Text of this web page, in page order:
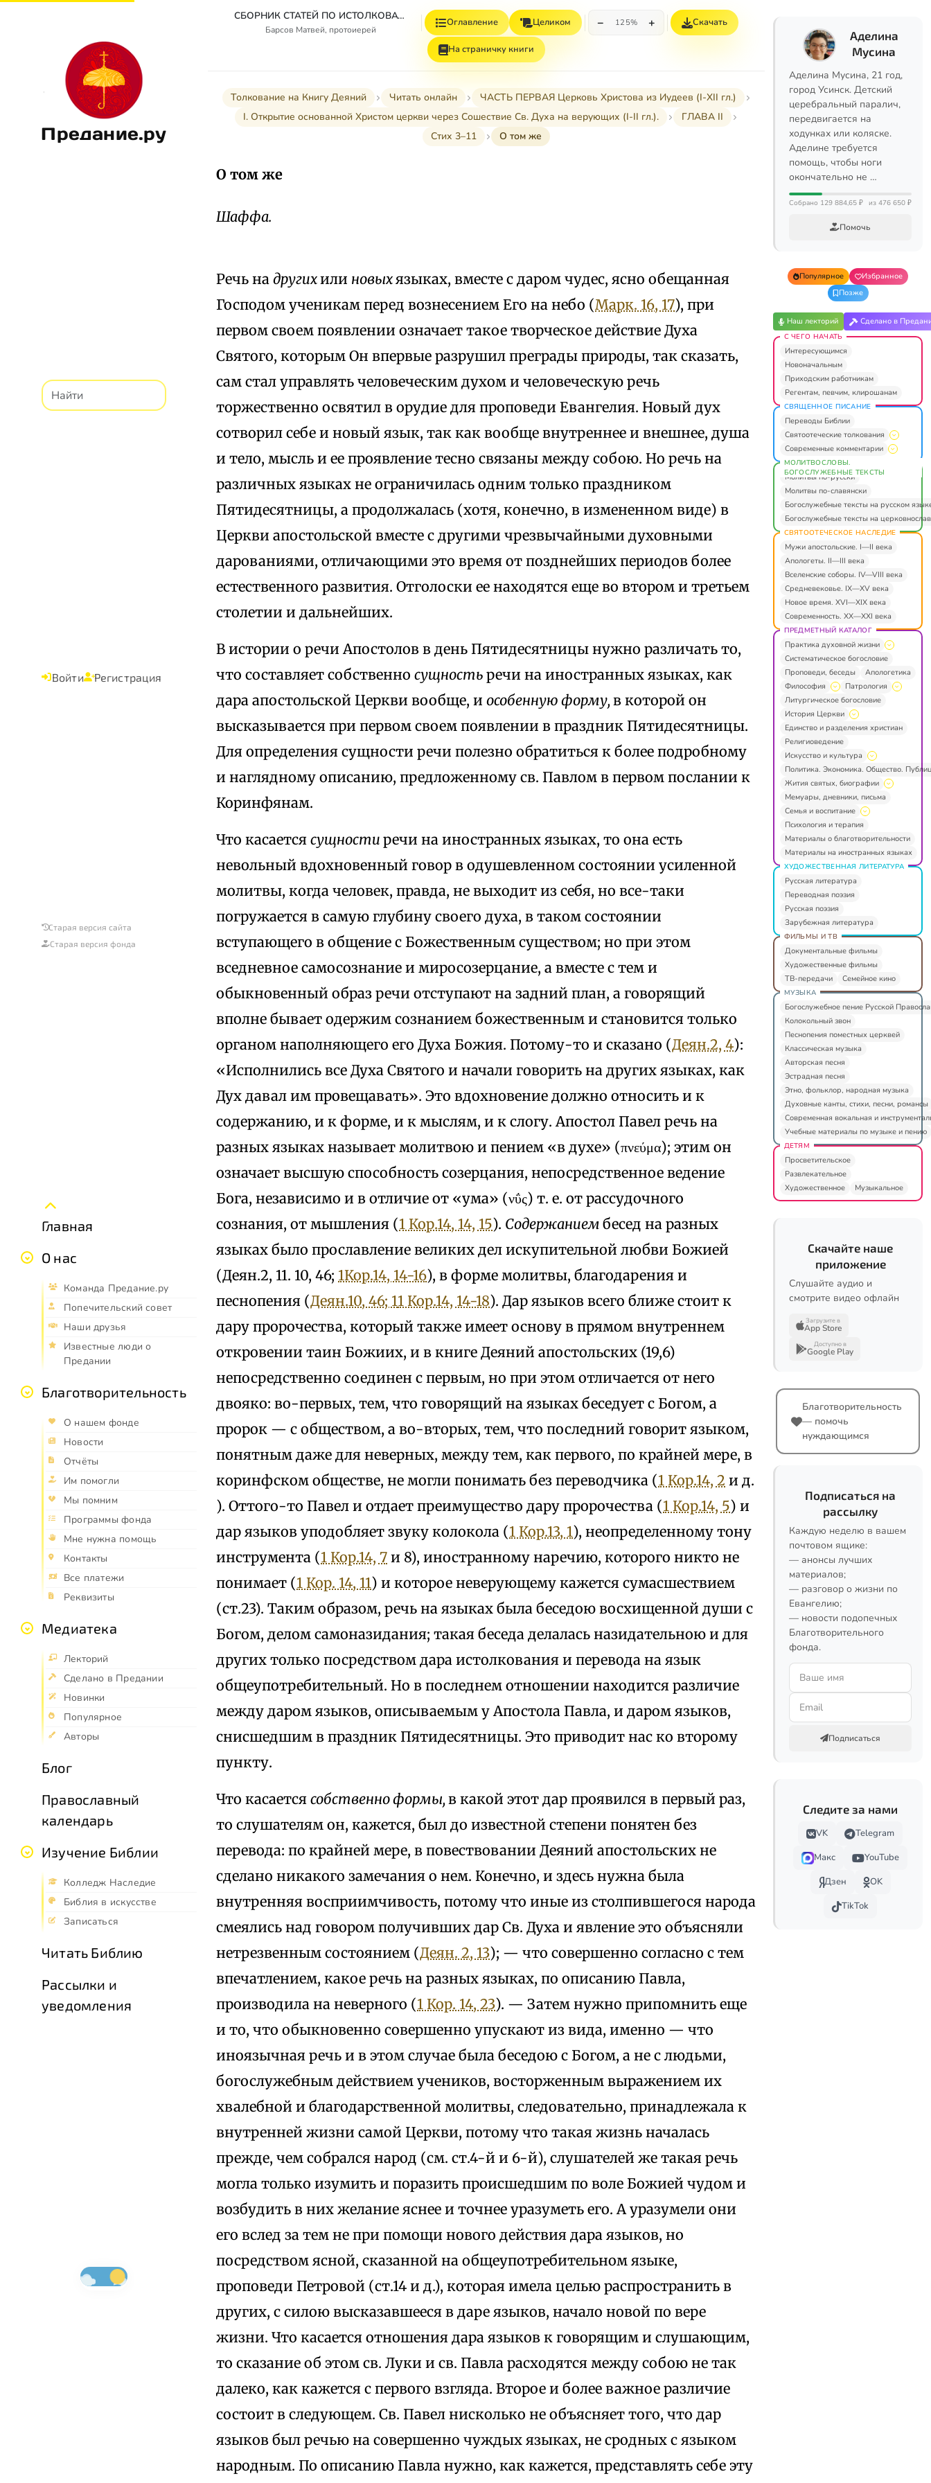
Предание.ру
Войти Регистрация
Старая версия сайта
Старая версия фонда
Главная
О нас
Команда Предание.ру
Попечительский совет
Наши друзья
Известные люди о
Предании
Благотворительность
О нашем фонде
Новости
Отчёты
Им помогли
Мы помним
Программы фонда
Мне нужна помощь
Контакты
Все платежи
Реквизиты
Медиатека
Лекторий
Сделано в Предании
Новинки
Популярное
Авторы
Блог
Православный
календарь
Изучение Библии
Колледж Наследие
Библия в искусстве
Записаться
Читать Библию
Рассылки и
уведомления
СБОРНИК СТАТЕЙ ПО ИСТОЛКОВАТЕЛЬНОМУ И НАЗИДАТЕЛЬНОМУ ЧТЕНИЮ ДЕЯНИЙ СВЯТЫХ АПОСТОЛОВ
Барсов Матвей, протоиерей
Оглавление Целиком − 125% + Скачать
На страничку книги
Толкование на Книгу Деяний Читать онлайн
ЧАСТЬ ПЕРВАЯ Церковь Христова из Иудеев (I-XII гл.)
I. Открытие основанной Христом церкви через Сошествие Св. Духа на верующих (I-II гл.).
ГЛАВА II
Стих 3–11
О том же
О том же
Шаффа.
Речь на другихили новыхязыках, вместе с даром чудес, ясно обещанная
Господом ученикам перед вознесением Его на небо (Марк. 16, 17), при
первом своем появлении означает такое творческое действие Духа
Святого, которым Он впервые разрушил преграды природы, так сказать,
сам стал управлять человеческим духом и человеческую речь
торжественно освятил в орудие для проповеди Евангелия. Новый дух
сотворил себе и новый язык, так как вообще внутреннее и внешнее, душа
и тело, мысль и ее проявление тесно связаны между собою. Но речь на
различных языках не ограничилась одним только праздником
Пятидесятницы, а продолжалась (хотя, конечно, в измененном виде) в
Церкви апостольской вместе с другими чрезвычайными духовными
дарованиями, отличающими это время от позднейших периодов более
естественного развития. Отголоски ее находятся еще во втором и третьем
столетии и дальнейших.
В истории о речи Апостолов в день Пятидесятницы нужно различать то,
что составляет собственно сущность речи на иностранных языках, как
дара апостольской Церкви вообще, и особенную форму, в которой он
высказывается при первом своем появлении в праздник Пятидесятницы.
Для определения сущности речи полезно обратиться к более подробному
и наглядному описанию, предложенному св. Павлом в первом послании к
Коринфянам.
Что касается сущности речи на иностранных языках, то она есть
невольный вдохновенный говор в одушевленном состоянии усиленной
молитвы, когда человек, правда, не выходит из себя, но все-таки
погружается в самую глубину своего духа, в таком состоянии
вступающего в общение с Божественным существом; но при этом
вседневное самосознание и миросозерцание, а вместе с тем и
обыкновенный образ речи отступают на задний план, а говорящий
вполне бывает одержим сознанием божественным и становится только
органом наполняющего его Духа Божия. Потому-то и сказано (Деян.2, 4):
«Исполнились все Духа Святого и начали говорить на других языках, как
Дух давал им провещавать». Это вдохновение должно относить и к
содержанию, и к форме, и к мыслям, и к слогу. Апостол Павел речь на
разных языках называет молитвою и пением «в духе» (πνεύμα); этим он
означает высшую способность созерцания, непосредственное ведение
Бога, независимо и в отличие от «ума» (νΰς) т. е. от рассудочного
сознания, от мышления (1 Кор.14, 14, 15). Содержанием бесед на разных
языках было прославление великих дел искупительной любви Божией
(Деян.2, 11. 10, 46; 1Кор.14, 14-16), в форме молитвы, благодарения и
песнопения (Деян.10, 46; 11 Кор.14, 14-18). Дар языков всего ближе стоит к
дару пророчества, который также имеет основу в прямом внутреннем
откровении таин Божиих, и в книге Деяний апостольских (19,6)
непосредственно соединен с первым, но при этом отличается от него
двояко: во-первых, тем, что говорящий на языках беседует с Богом, а
пророк — с обществом, а во-вторых, тем, что последний говорит языком,
понятным даже для неверных, между тем, как первого, по крайней мере, в
коринфском обществе, не могли понимать без переводчика (1 Кор.14, 2 и д.
). Оттого-то Павел и отдает преимущество дару пророчества (1 Кор.14, 5) и
дар языков уподобляет звуку колокола (1 Кор.13, 1), неопределенному тону
инструмента (1 Кор.14, 7 и 8), иностранному наречию, которого никто не
понимает (1 Кор. 14, 11) и которое неверующему кажется сумасшествием
(ст.23). Таким образом, речь на языках была беседою восхищенной души с
Богом, делом самоназидания; такая беседа делалась назидательною и для
других только посредством дара истолкования и перевода на язык
общеупотребительный. Но в последнем отношении находится различие
между даром языков, описываемым у Апостола Павла, и даром языков,
снисшедшим в праздник Пятидесятницы. Это приводит нас ко второму
пункту.
Что касается собственно формы, в какой этот дар проявился в первый раз,
то слушателям он, кажется, был до известной степени понятен без
перевода: по крайней мере, в повествовании Деяний апостольских не
сделано никакого замечания о нем. Конечно, и здесь нужна была
внутренняя восприимчивость, потому что иные из столпившегося народа
смеялись над говором получивших дар Св. Духа и явление это объясняли
нетрезвенным состоянием (Деян. 2, 13); — что совершенно согласно с тем
впечатлением, какое речь на разных языках, по описанию Павла,
производила на неверного (1 Кор. 14, 23). — Затем нужно припомнить еще
и то, что обыкновенно совершенно упускают из вида, именно — что
иноязычная речь и в этом случае была беседою с Богом, а не с людьми,
богослужебным действием учеников, восторженным выражением их
хвалебной и благодарственной молитвы, следовательно, принадлежала к
внутренней жизни самой Церкви, потому что такая жизнь началась
прежде, чем собрался народ (см. ст.4-й и 6-й), слушателей же такая речь
могла только изумить и поразить происшедшим по воле Божией чудом и
возбудить в них желание яснее и точнее уразуметь его. А уразумели они
его вслед за тем не при помощи нового действия дара языков, но
посредством ясной, сказанной на общеупотребительном языке,
проповеди Петровой (ст.14 и д.), которая имела целью распространить в
других, с силою высказавшееся в даре языков, начало новой по вере
жизни. Что касается отношения дара языков к говорящим и слушающим,
то сказание об этом св. Луки и св. Павла расходятся между собою не так
далеко, как кажется с первого взгляда. Второе и более важное различие
состоит в следующем. Св. Павел нисколько не объясняет того, что дар
языков был речью на совершенно чуждых языках, не сродных с языком
народным. По описанию Павла нужно, как кажется, представлять себе эту
Аделина
Мусина
Аделина Мусина, 21 год,
город Усинск. Детский
церебральный паралич,
передвигается на
ходунках или коляске.
Аделине требуется
помощь, чтобы ноги
окончательно не …
Собрано 129 884,65 ₽ из 476 650 ₽
Помочь
Популярное
Избранное
Позже
Наш лекторий Сделано в
С ЧЕГО НАЧАТЬ
Интересующимся
Новоначальным
Приходским работникам
Регентам, певчим, клирошанам
СВЯЩЕННОЕ ПИСАНИЕ
Переводы Библии
Святоотеческие толкования
Современные комментарии
МОЛИТВОСЛОВЫ.
БОГОСЛУЖЕБНЫЕ ТЕКСТЫ
Молитвы по-русски
Молитвы по-славянски
Богослужебные тексты на русском
Богослужебные тексты на
СВЯТООТЕЧЕСКОЕ НАСЛЕДИЕ
Мужи апостольские. I—II века
Апологеты. II—III века
Вселенские соборы. IV—VIII века
Средневековье. IX—XV века
Новое время. XVI—XIX века
Современность. XX—XXI века
ПРЕДМЕТНЫЙ КАТАЛОГ
Практика духовной жизни
Систематическое богословие
Проповеди, беседы
Апологетика
Философия
Патрология
Литургическое богословие
История Церкви
Единство и разделения христиан
Религиоведение
Искусство и культура
Политика. Экономика. Общество.
Жития святых, биографии
Мемуары, дневники, письма
Семья и воспитание
Психология и терапия
Материалы о благотворительности
Материалы на иностранных языках
ХУДОЖЕСТВЕННАЯ ЛИТЕРАТУРА
Русская литература
Переводная поэзия
Русская поэзия
Зарубежная литература
ФИЛЬМЫ И ТВ
Документальные фильмы
Художественные фильмы
ТВ-передачи
Семейное кино
МУЗЫКА
Богослужебное пение Русской
Колокольный звон
Песнопения поместных церквей
Классическая музыка
Авторская песня
Эстрадная песня
Этно, фольклор, народная музыка
Духовные канты, стихи, песни, романсы
Современная вокальная и
Учебные материалы по музыке и пению
ДЕТЯМ
Просветительское
Развлекательное
Художественное
Музыкальное
Скачайте наше
приложение
Слушайте аудио и
смотрите видео офлайн
Загрузите в
App Store
Доступно в
Google Play
Благотворительность
— помочь
нуждающимся
Подписаться на
рассылку
Каждую неделю в вашем
почтовом ящике:
— анонсы лучших
материалов;
— разговор о жизни по
Евангелию;
— новости подопечных
Благотворительного
фонда.
Подписаться
Следите за нами
VK
Telegram
Макс
YouTube
Дзен
OK
TikTok